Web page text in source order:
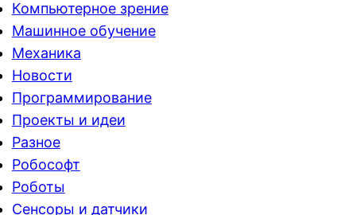
Компьютерное зрение
Машинное обучение
Механика
Новости
Программирование
Проекты и идеи
Разное
Робософт
Роботы
Сенсоры и датчики